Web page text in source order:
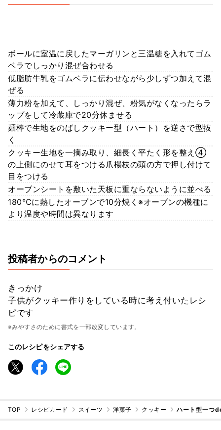
ボールに室温に戻したマーガリンと三温糖を入れてゴム
ベラでしっかり混ぜ合わせる
低脂肪牛乳をゴムベラに伝わせながら少しずつ加えて混
ぜる
薄力粉を加えて、しっかり混ぜ、粉気がなくなったらラ
ップをして冷蔵庫で20分休ませる
麺棒で生地をのばしクッキー型（ハート）を逆さで型抜
く
クッキー生地を一摘み取り、細長く平たく形を整え④
の上側にのせて耳をつける爪楊枝の頭の方で押し付けて
目をつける
オーブンシートを敷いた天板に重ならないように並べる
180℃に熱したオーブンで10分焼く※オーブンの機種に
より温度や時間は異なります
投稿者からのコメント
きっかけ
子供がクッキー作りをしている時に考え付いたレシ
ピです
※みやすさのために書式を一部改変しています。
このレシピをシェアする
TOP レシピカード スイーツ 洋菓子 クッキー ハート型一つ